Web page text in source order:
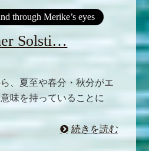
through Merike’s eyes
Solsti…
、夏至や春分・秋分がエ
味を持っていることに
続きを読む